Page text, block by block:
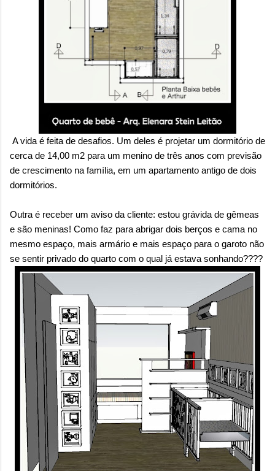
onde queremos envelhecer? A resposta da
maioria das p...
A vida é feita de desafios. Um deles é projetar um dormitório de
cerca de 14,00 m2 para um menino de três anos com previsão
de crescimento na família, em um apartamento antigo de dois
dormitórios.
Outra é receber um aviso da cliente: estou grávida de gêmeas
e são meninas! Como faz para abrigar dois berços e cama no
mesmo espaço, mais armário e mais espaço para o garoto não
se sentir privado do quarto com o qual já estava sonhando????